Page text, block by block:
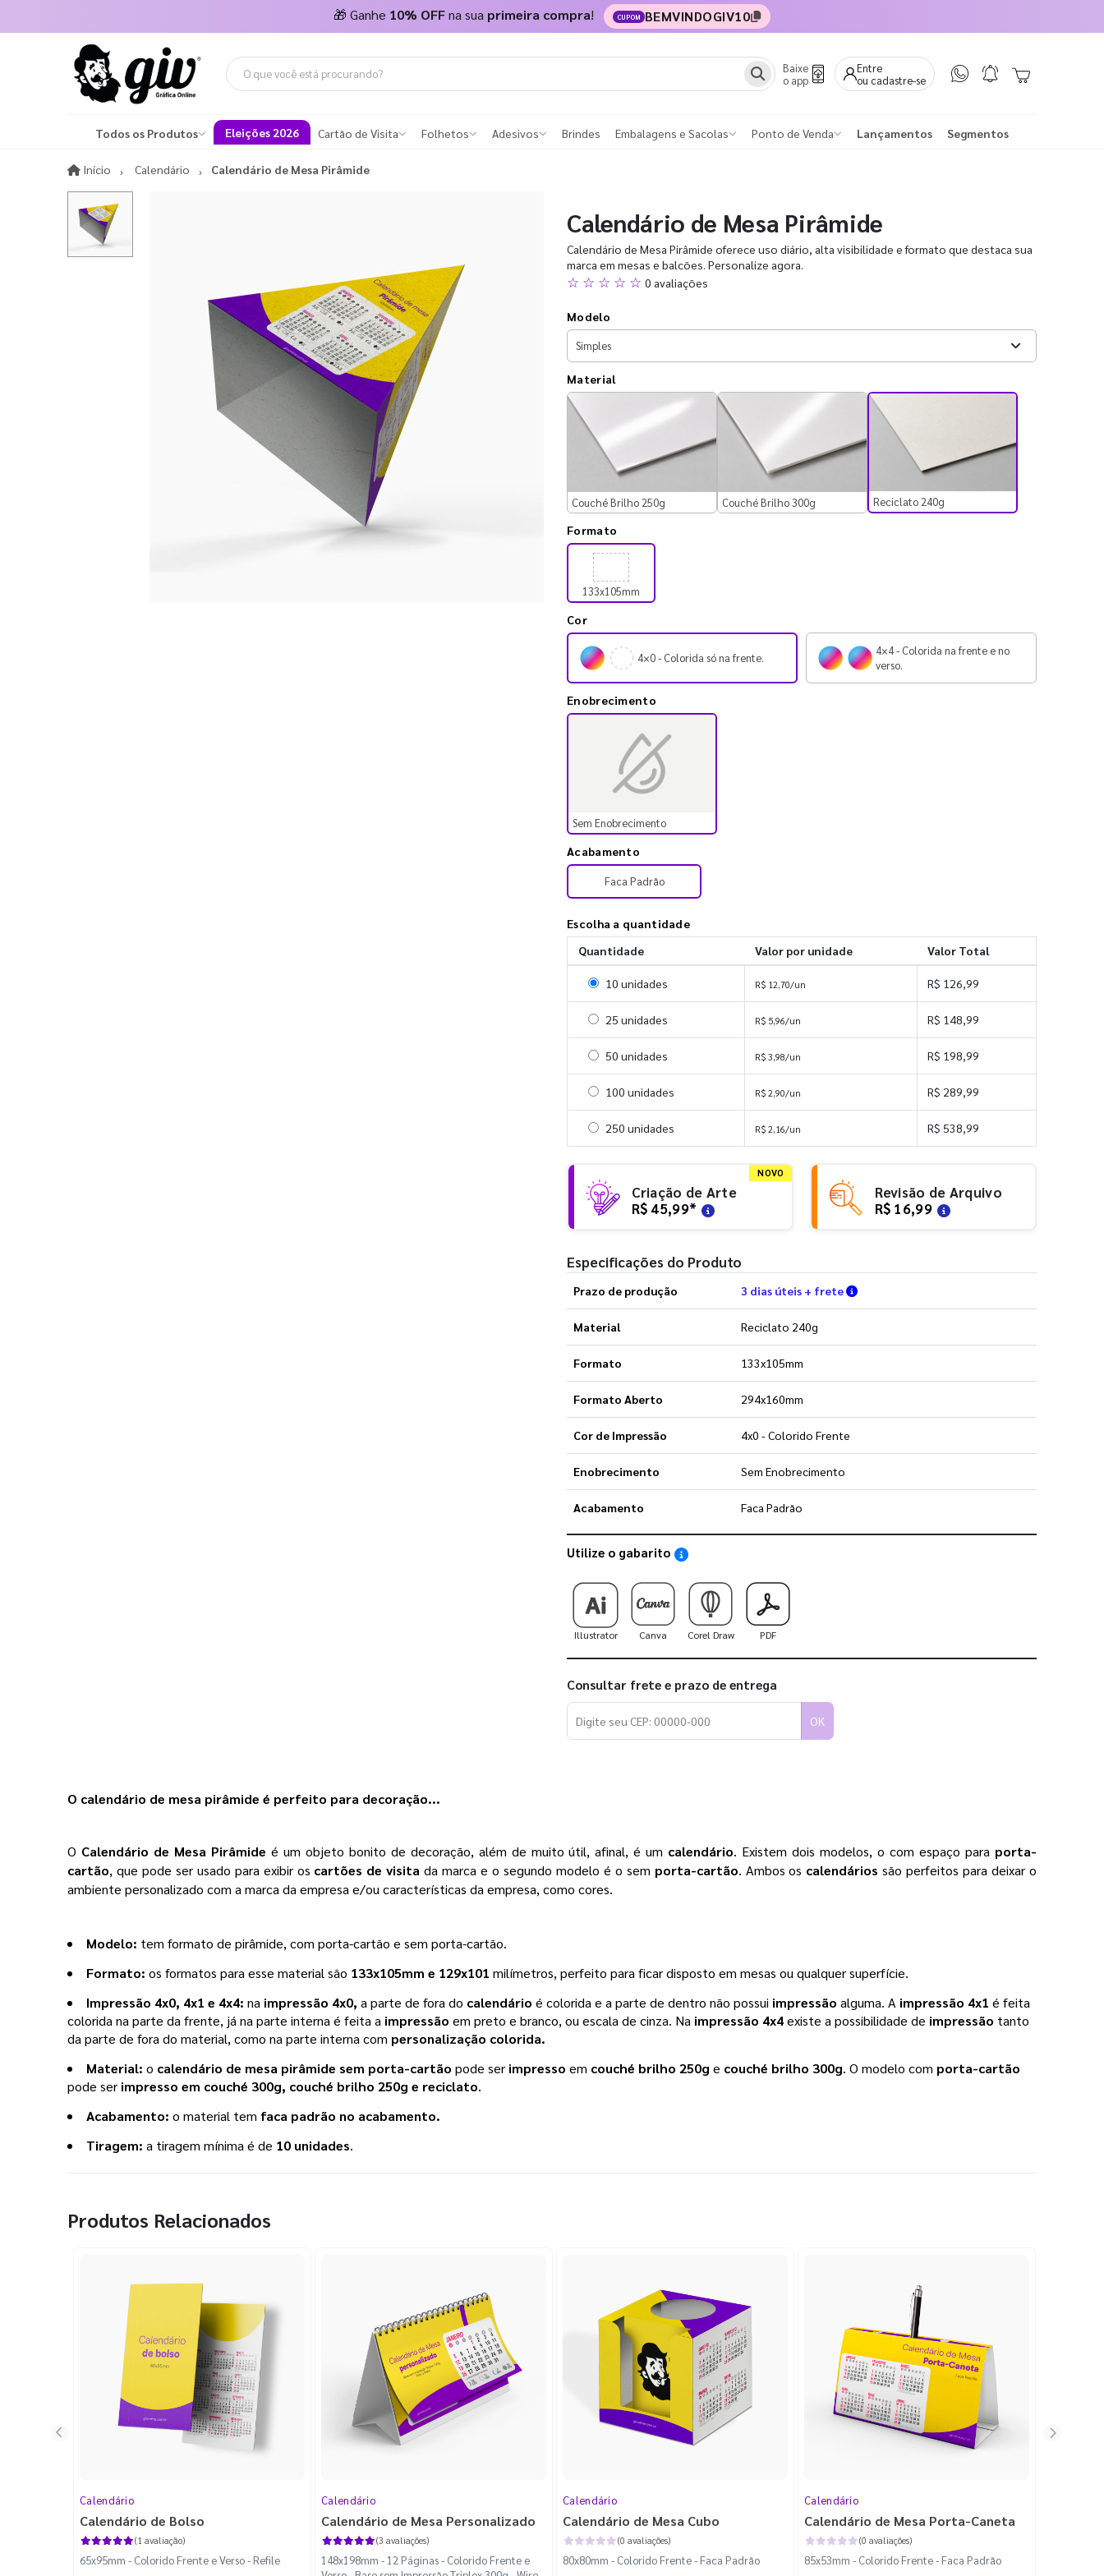
🎁 Ganhe 10% OFFna sua primeira compra! CUPOM BEMVINDOGIV10
Baixe
o app
Entre
ou cadastre-se
Todos os Produtos Eleições 2026 Cartão de Visita Folhetos Adesivos Brindes Embalagens e Sacolas Ponto de Venda Lançamentos Segmentos
Início InícioCalendário Calendário de Mesa Pirâmide
Calendário de Mesa Pirâmide
Calendário de Mesa Pirâmide oferece uso diário, alta visibilidade e formato que destaca sua
marca em mesas e balcões. Personalize agora.
☆ ☆ ☆ ☆ ☆ 0 avaliações
Modelo
Material
Couché Brilho 250g Couché Brilho 300g Reciclato 240g
Formato
133x105mm
Cor
4×0 - Colorida só na frente.
4×4 - Colorida na frente e no
verso.
Enobrecimento
Sem Enobrecimento
Acabamento
Faca Padrão
Escolha a quantidade
Quantidade
Valor por unidade Valor Total
Selecionar 10 unidades
10 unidades R$ 12,70/un R$ 126,99
Selecionar 25 unidades
25 unidades R$ 5,96/un R$ 148,99
Selecionar 50 unidades
50 unidades R$ 3,98/un R$ 198,99
Selecionar 100 unidades
100 unidades R$ 2,90/un R$ 289,99
Selecionar 250 unidades
250 unidades R$ 2,16/un R$ 538,99
NOVO
Criação de Arte
R$ 45,99*
Revisão de Arquivo
R$ 16,99
Especificações do Produto
Prazo de produção 3 dias úteis + frete Verifique as condições de entrega
Material Reciclato 240g
Formato 133x105mm
Formato Aberto 294x160mm
Cor de Impressão 4x0 - Colorido Frente
Enobrecimento Sem Enobrecimento
Acabamento Faca Padrão
Utilize o gabarito Saiba como utilizar os nossos gabaritos
Illustrator Canva Corel Draw PDF
Consultar frete e prazo de entrega
OK
O calendário de mesa pirâmide é perfeito para decoração...
O Calendário de Mesa Pirâmide é um objeto bonito de decoração, além de muito útil, afinal, é um calendário. Existem dois modelos, o com espaço para porta-
cartão, que pode ser usado para exibir os cartões de visita da marca e o segundo modelo é o sem porta-cartão. Ambos os calendários são perfeitos para deixar o
ambiente personalizado com a marca da empresa e/ou características da empresa, como cores.
Modelo: tem formato de pirâmide, com porta-cartão e sem porta-cartão.
Formato: os formatos para esse material são 133x105mm e 129x101 milímetros, perfeito para ficar disposto em mesas ou qualquer superfície.
Impressão 4x0, 4x1 e 4x4: na impressão 4x0, a parte de fora do calendário é colorida e a parte de dentro não possui impressão alguma. A impressão 4x1 é feita
colorida na parte da frente, já na parte interna é feita a impressão em preto e branco, ou escala de cinza. Na impressão 4x4 existe a possibilidade de impressão tanto
da parte de fora do material, como na parte interna com personalização colorida.
Material: o calendário de mesa pirâmide sem porta-cartão pode ser impresso em couché brilho 250g e couché brilho 300g. O modelo com porta-cartão
pode ser impresso em couché 300g, couché brilho 250g e reciclato.
Acabamento: o material tem faca padrão no acabamento.
Tiragem: a tiragem mínima é de 10 unidades.
Produtos Relacionados
Calendário
Calendário de Bolso
(1 avaliação)
65x95mm - Colorido Frente e Verso - Refile
Calendário
Calendário de Mesa Personalizado
(3 avaliações)
148x198mm - 12 Páginas - Colorido Frente e
Calendário
Calendário de Mesa Cubo
(0 avaliações)
80x80mm - Colorido Frente - Faca Padrão
Calendário
Calendário de Mesa Porta-Caneta
(0 avaliações)
85x53mm - Colorido Frente - Faca Padrão